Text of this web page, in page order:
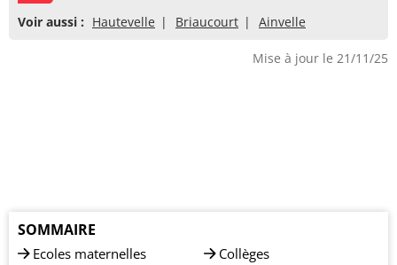
Voir aussi : Hautevelle Briaucourt Ainvelle
Mise à jour le 21/11/25
SOMMAIRE
Ecoles maternelles
Collèges